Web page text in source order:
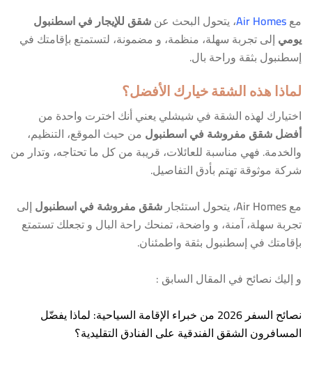
معAir Homes، يتحول البحث عنشقق للإيجار في اسطنبول
يوميإلى تجربة سهلة، منظمة، و مضمونة، لتستمتع بإقامتك في
إسطنبول بثقة وراحة بال.
لماذا هذه الشقة خيارك الأفضل؟
اختيارك لهذه الشقة في شيشلي يعني أنك اخترت واحدة من
أفضل شقق مفروشة في اسطنبول من حيث الموقع، التنظيم،
والخدمة. فهي مناسبة للعائلات، قريبة من كل ما تحتاجه، وتدار من
شركة موثوقة تهتم بأدق التفاصيل.
معAir Homes، يتحول استئجارشقق مفروشة في اسطنبولإلى
تجربة سهلة، آمنة، و واضحة، تمنحك راحة البال و تجعلك تستمتع
بإقامتك في إسطنبول بثقة واطمئنان.
و إليك نصائح في المقال السابق :
نصائح السفر 2026 من خبراء الإقامة السياحية: لماذا يفضّل
المسافرون الشقق الفندقية على الفنادق التقليدية؟